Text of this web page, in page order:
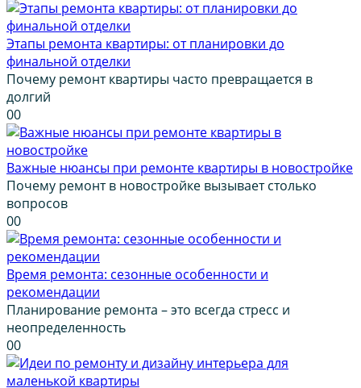
Этапы ремонта квартиры: от планировки до
финальной отделки
Почему ремонт квартиры часто превращается в
долгий
00
Важные нюансы при ремонте квартиры в новостройке
Почему ремонт в новостройке вызывает столько
вопросов
00
Время ремонта: сезонные особенности и
рекомендации
Планирование ремонта – это всегда стресс и
неопределенность
00